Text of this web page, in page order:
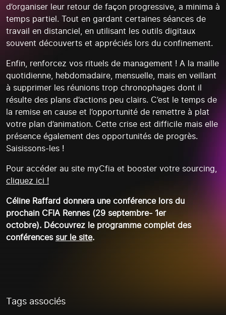
d’organiser leur retour de façon progressive, a minima à
temps partiel. Tout en gardant certaines séances de
travail en distanciel, en utilisant les outils digitaux
souvent découverts et appréciés lors du confinement.
Enfin, renforcez vos rituels de management ! A la maille
quotidienne, hebdomadaire, mensuelle, mais en veillant
à supprimer les réunions trop chronophages dont il
résulte des plans d’actions peu clairs. C’est le temps de
la remise en cause et l’opportunité de remettre à plat
votre plan d’animation. Cette crise est difficile mais elle
présence également des opportunités de progrès.
Saisissons-les !
Pour accéder au site myCfia et booster votre sourcing,
cliquez ici !
Céline Raffard donnera une conférence lors du
prochain CFIA Rennes (29 septembre- 1er
octobre). Découvrez le programme complet des
conférences sur le site.
Tags associés